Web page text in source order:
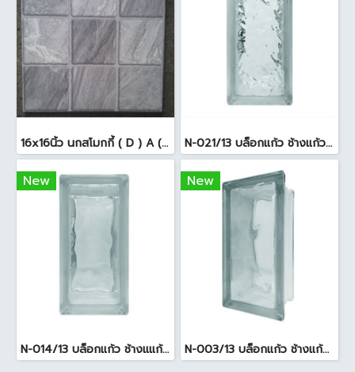
16x16นิ้ว นกสโมกกี้ ( D ) A (Pack6) N-021/13 บล็อกแก้ว ช้างแก้ว WOW แก้วประดับฟ้า ( 24X11.5X8cm )
New
N-014/13 บล็อกแก้ว ช้างแแก้ว WOW หยาดเพชร ( 24x11.5x8 cm.)
New
N-003/13 บล็อกแก้ว ช้างแก้ว WOW พริ้วแก้ว ( 24x11.5x8cm )